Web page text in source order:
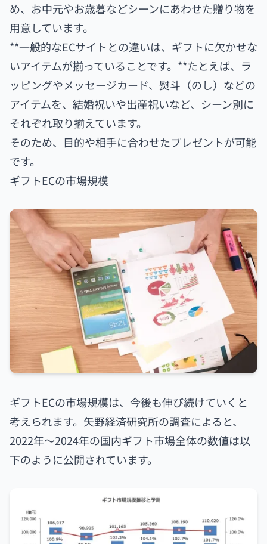
め、お中元やお歳暮などシーンにあわせた贈り物を
用意しています。
**一般的なECサイトとの違いは、ギフトに欠かせな
いアイテムが揃っていることです。**たとえば、ラ
ッピングやメッセージカード、熨斗（のし）などの
アイテムを、結婚祝いや出産祝いなど、シーン別に
それぞれ取り揃えています。
そのため、目的や相手に合わせたプレゼントが可能
です。
ギフトECの市場規模
ギフトECの市場規模は、今後も伸び続けていくと
考えられます。矢野経済研究所の調査によると、
2022年〜2024年の国内ギフト市場全体の数値は以
下のように公開されています。